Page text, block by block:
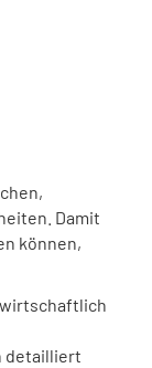
Damit
können,
detailliert